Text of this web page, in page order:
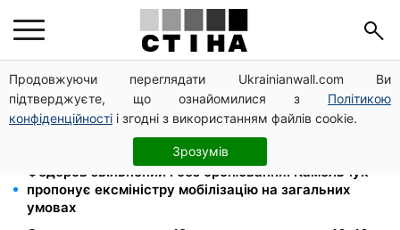
Продовжуючи переглядати Ukrainianwall.com Ви
підтверджуєте, що ознайомилися з Політикою
конфіденційності і згодні з використанням файлів cookie.
Зрозумів
Тариф 2,64 грн за кіловат з 1 жовтня: власники
електроопалення платитимуть на 39% менше
Середа 12 серпня — найнебезпечніший день тижня:
що можна й не можна робити з 10 до 16 серпня
Федоров звільнений і без бронювання: Камельчук
пропонує ексміністру мобілізацію на загальних
умовах